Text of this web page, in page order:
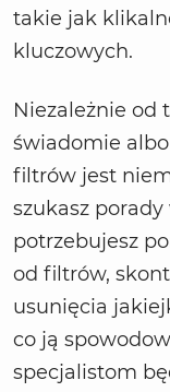
takie jak
kluczowych.
Niezależnie od
świadomie
filtrów jest
szukasz porady
potrzebujesz
od filtrów,
usunięcia
co ją
specjalistom